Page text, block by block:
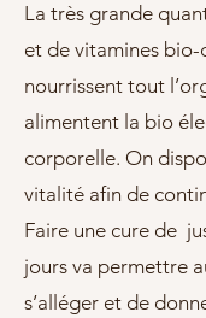
La très grande
et de vitamines
nourrissent tout
alimentent la bio
corporelle. On
vitalité afin de
Faire une cure de
jours va permettre
s’alléger et de